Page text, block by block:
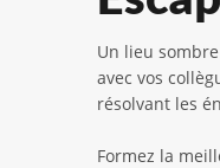
Un lieu
avec vos
résolvant les
Formez la